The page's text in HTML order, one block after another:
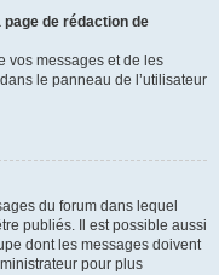
de rédaction de
vos messages et de les
le panneau de l’utilisateur
du forum dans lequel
publiés. Il est possible aussi
dont les messages doivent
pour plus